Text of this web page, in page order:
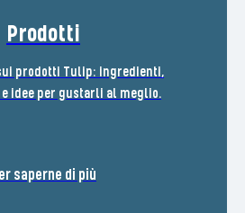
Prodotti
prodotti Tulip: ingredienti,
idee per gustarli al meglio.
saperne di più